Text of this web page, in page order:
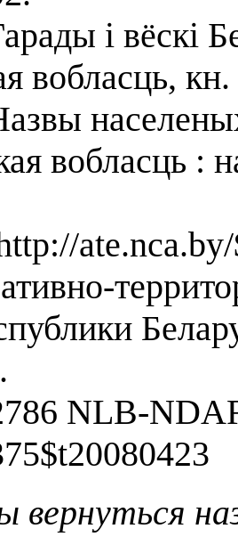
і вёскі
вобласць,
вобласць
NLB-
вернуться